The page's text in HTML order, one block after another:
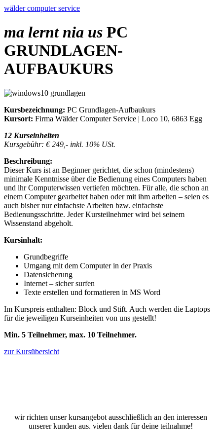
wälder computer service
ma lernt nia us PC
GRUNDLAGEN-
AUFBAUKURS
Kursbezeichnung: PC Grundlagen-Aufbaukurs
Kursort: Firma Wälder Computer Service | Loco 10, 6863 Egg
12 Kurseinheiten
Kursgebühr: € 249,- inkl. 10% USt.
Beschreibung:
Dieser Kurs ist an Beginner gerichtet, die schon (mindestens)
minimale Kenntnisse über die Bedienung eines Computers haben
und ihr Computerwissen vertiefen möchten. Für alle, die schon an
einem Computer gearbeitet haben oder mit ihm arbeiten – seien es
auch bisher nur einfachste Arbeiten bzw. einfachste
Bedienungsschritte. Jeder Kursteilnehmer wird bei seinem
Wissenstand abgeholt.
Kursinhalt:
Grundbegriffe
Umgang mit dem Computer in der Praxis
Datensicherung
Internet – sicher surfen
Texte erstellen und formatieren in MS Word
Im Kurspreis enthalten: Block und Stift. Auch werden die Laptops
für die jeweiligen Kurseinheiten von uns gestellt!
Min. 5 Teilnehmer, max. 10 Teilnehmer.
zur Kursübersicht
wir richten unser kursangebot ausschließlich an den interessen
unserer kunden aus. vielen dank für deine teilnahme!